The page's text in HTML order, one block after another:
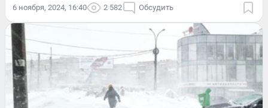
6 ноября, 2024, 16:40 2 582 Обсудить